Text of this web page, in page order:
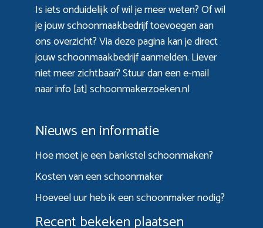
Is iets onduidelijk of wil je meer weten? Of wil
je jouw schoonmaakbedrijf toevoegen aan
ons overzicht? Viadeze paginakan je direct
jouw schoonmaakbedrijf aanmelden. Liever
niet meer zichtbaar? Stuur dan een e-mail
naar info [at] schoonmakerzoeken.nl
Nieuws en informatie
Hoe moet je een bankstel schoonmaken?
Kosten van een schoonmaker
Hoeveel uur heb ik een schoonmaker nodig?
Recent bekeken plaatsen